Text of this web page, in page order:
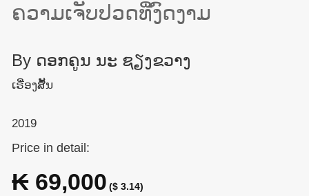
ຄວາມເຈັບປວດທີ່ງົດງາມ
By ດອກຄູນ ນະ ຊຽງຂວາງ
ເຣື່ອງສັ້ນ
2019
Price in detail:
₭ 69,000 ($ 3.14)